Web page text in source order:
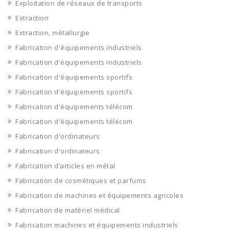
Exploitation de réseaux de transports
Extraction
Extraction, métallurgie
Fabrication d'équipements industriels
Fabrication d'équipements industriels
Fabrication d'équipements sportifs
Fabrication d'équipements sportifs
Fabrication d'équipements télécom
Fabrication d'équipements télécom
Fabrication d'ordinateurs
Fabrication d'ordinateurs
Fabrication d’articles en métal
Fabrication de cosmétiques et parfums
Fabrication de machines et équipements agricoles
Fabrication de matériel médical
Fabrication machines et équipements industriels